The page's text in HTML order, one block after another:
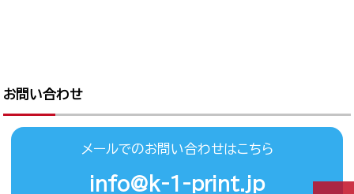
お問い合わせ
メールでのお問い合わせはこちら
info@k-1-print.jp